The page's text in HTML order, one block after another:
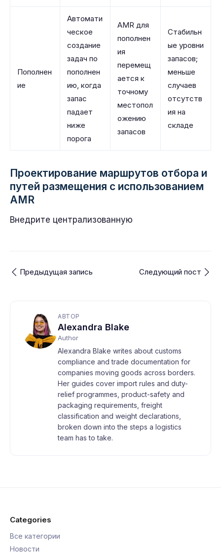
Пополнен
ие
Автомати
ческое
создание
задач по
пополнен
ию, когда
запас
падает
ниже
порога
AMR для
пополнен
ия
перемещ
ается к
точному
местопол
ожению
запасов
Стабильн
ые уровни
запасов;
меньше
случаев
отсутств
ия на
складе
Проектирование маршрутов отбора и
путей размещения с использованием
AMR
Внедрите централизованную
Предыдущая запись Следующий пост
АВТОР
Alexandra Blake
Author
Alexandra Blake writes about customs
compliance and trade documentation for
companies moving goods across borders.
Her guides cover import rules and duty-
relief programmes, product-safety and
packaging requirements, freight
classification and weight declarations,
broken down into the steps a logistics
team has to take.
Categories
Все категории
Новости